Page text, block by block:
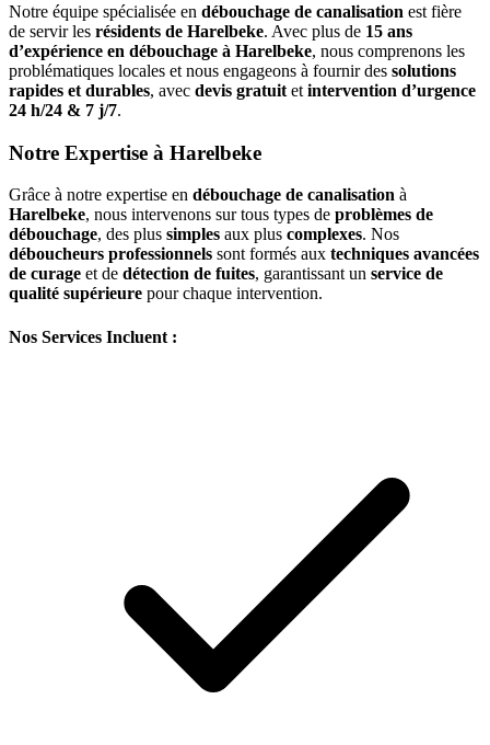
Notre équipe spécialisée en débouchage de canalisation est fière
de servir les résidents de Harelbeke. Avec plus de 15 ans
d’expérience en débouchage à Harelbeke, nous comprenons les
problématiques locales et nous engageons à fournir des solutions
rapides et durables, avec devis gratuit et intervention d’urgence
24 h/24 & 7 j/7.
Notre Expertise à Harelbeke
Grâce à notre expertise en débouchage de canalisation à
Harelbeke, nous intervenons sur tous types de problèmes de
débouchage, des plus simples aux plus complexes. Nos
déboucheurs professionnels sont formés aux techniques avancées
de curage et de détection de fuites, garantissant un service de
qualité supérieure pour chaque intervention.
Nos Services Incluent :